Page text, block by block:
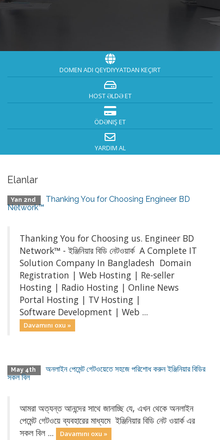
DOMEN ADI QEYDIYYATDAN KEÇIRT
HOST ƏLDƏ ET
ÖDƏNIŞ ET
YARDIM AL
Elanlar
Yan 2nd
Thanking You for Choosing Engineer BD
Network™
Thanking You for Choosing us. Engineer BD
Network™ - ইঞ্জিনিয়ার বিডি নেটওয়ার্ক A Complete IT
Solution Company In Bangladesh Domain
Registration | Web Hosting | Re-seller
Hosting | Radio Hosting | Online News
Portal Hosting | TV Hosting |
Software Development | Web ...
Davamını oxu »
May 4th
অনলাইন পেমেন্ট গেটওয়েতে সহজে পরিশোধ করুন ইঞ্জিনিয়ার বিডির
সকল বিল
আমরা অত্যন্ত আনন্দের সাথে জানাচ্ছি যে, এখন থেকে অনলাইন
পেমেন্ট গেটওয়ে ব্যবহারের মাধ্যমে ইঞ্জিনিয়ার বিডি নেট ওয়ার্ক এর
সকল বিল ...
Davamını oxu »